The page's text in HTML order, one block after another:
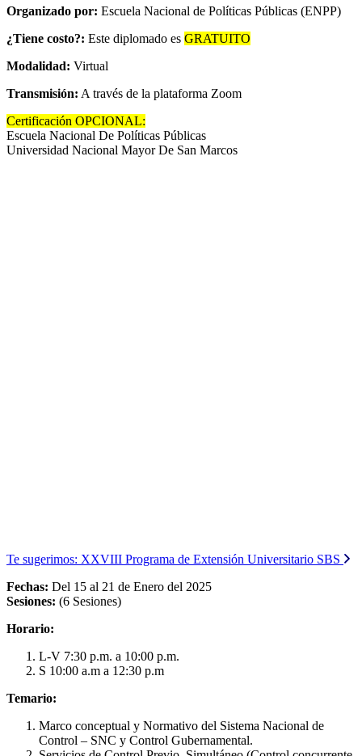
Organizado por: Escuela Nacional de Políticas Públicas (ENPP)
¿Tiene costo?: Este diplomado es GRATUITO
Modalidad: Virtual
Transmisión: A través de la plataforma Zoom
Certificación OPCIONAL:
Escuela Nacional De Políticas Públicas
Universidad Nacional Mayor De San Marcos
Te sugerimos: XXVIII Programa de Extensión Universitario SBS
Fechas: Del 15 al 21 de Enero del 2025
Sesiones: (6 Sesiones)
Horario:
L-V 7:30 p.m. a 10:00 p.m.
S 10:00 a.m a 12:30 p.m
Temario:
Marco conceptual y Normativo del Sistema Nacional de
Control – SNC y Control Gubernamental.